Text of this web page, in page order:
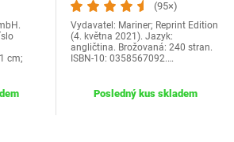
cm;
(95×)
Vydavatel: Mariner; Reprint Edition
(4. května 2021). Jazyk:
angličtina. Brožovaná: 240 stran.
ISBN-10: 0358567092.…
Posledný kus skladem